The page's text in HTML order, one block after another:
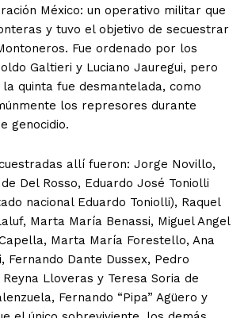
México: un operativo militar que
y tuvo el objetivo de secuestrar
Fue ordenado por los
Galtieri y Luciano Jauregui, pero
quinta fue desmantelada, como
los represores durante
genocidio.
allí fueron: Jorge Novillo,
Del Rosso, Eduardo José Toniolli
nacional Eduardo Toniolli), Raquel
Marta María Benassi, Miguel Angel
Marta María Forestello, Ana
Fernando Dante Dussex, Pedro
Lloveras y Teresa Soria de
Fernando “Pipa” Agüero y